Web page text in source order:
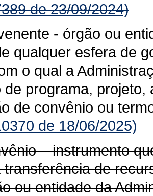
de 23/09/2024)
- órgão ou
qualquer esfera de
o qual a
de programa,
de convênio ou
de 18/06/2025)
– instrumento
transferência de
ou entidade da